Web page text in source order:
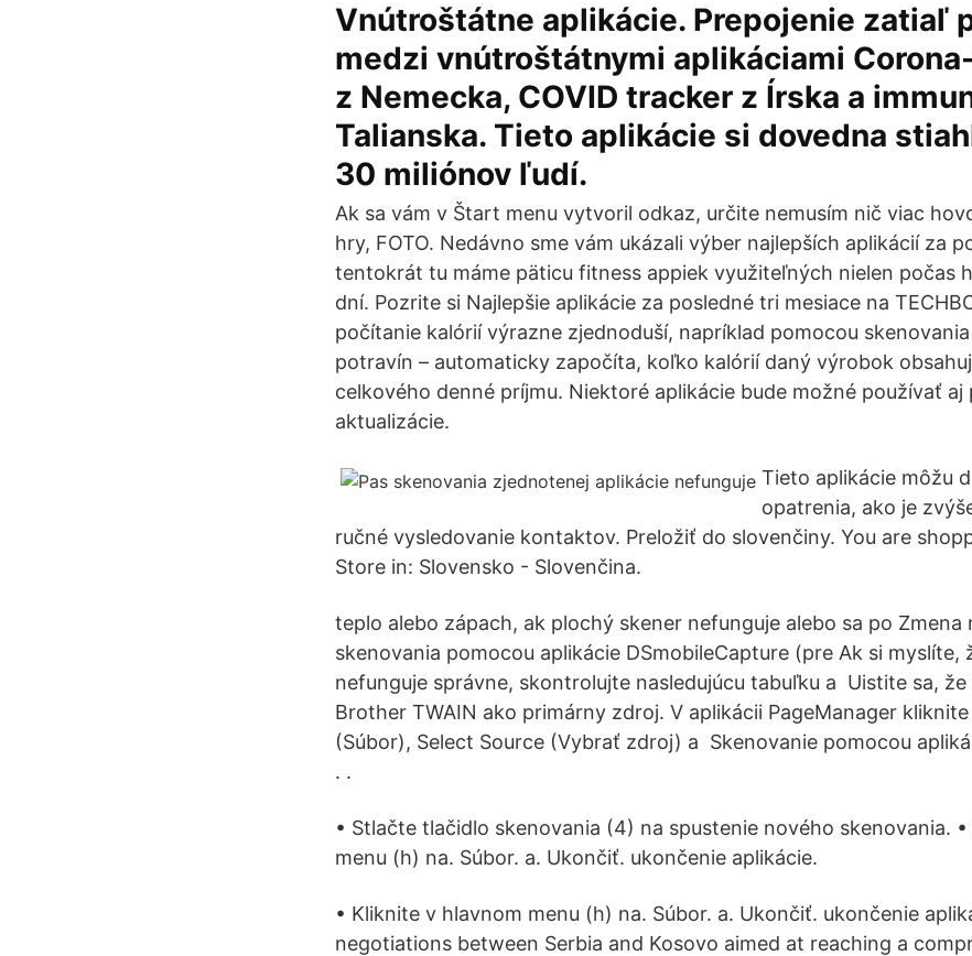
Vnútroštátne aplikácie. Prepojenie zatiaľ
medzi vnútroštátnymi aplikáciami
z Nemecka, COVID tracker z Írska a
Talianska. Tieto aplikácie si dovedna
30 miliónov ľudí.
Ak sa vám v Štart menu vytvoril odkaz, určite nemusím nič viac
hry, FOTO. Nedávno sme vám ukázali výber najlepších aplikácií za
tentokrát tu máme päticu fitness appiek využiteľných nielen počas
dní. Pozrite si Najlepšie aplikácie za posledné tri mesiace na
počítanie kalórií výrazne zjednoduší, napríklad pomocou
potravín – automaticky započíta, koľko kalórií daný výrobok
celkového denné príjmu. Niektoré aplikácie bude možné používať aj
aktualizácie.
Tieto aplikácie môžu
opatrenia, ako je
ručné vysledovanie kontaktov. Preložiť do slovenčiny. You are
Store in: Slovensko - Slovenčina.
teplo alebo zápach, ak plochý skener nefunguje alebo sa po Zmena
skenovania pomocou aplikácie DSmobileCapture (pre Ak si myslíte,
nefunguje správne, skontrolujte nasledujúcu tabuľku a Uistite sa,
Brother TWAIN ako primárny zdroj. V aplikácii PageManager
(Súbor), Select Source (Vybrať zdroj) a Skenovanie pomocou
. .
• Stlačte tlačidlo skenovania (4) na spustenie nového skenovania.
menu (h) na. Súbor. a. Ukončiť. ukončenie aplikácie.
• Kliknite v hlavnom menu (h) na. Súbor. a. Ukončiť. ukončenie
negotiations between Serbia and Kosovo aimed at reaching a